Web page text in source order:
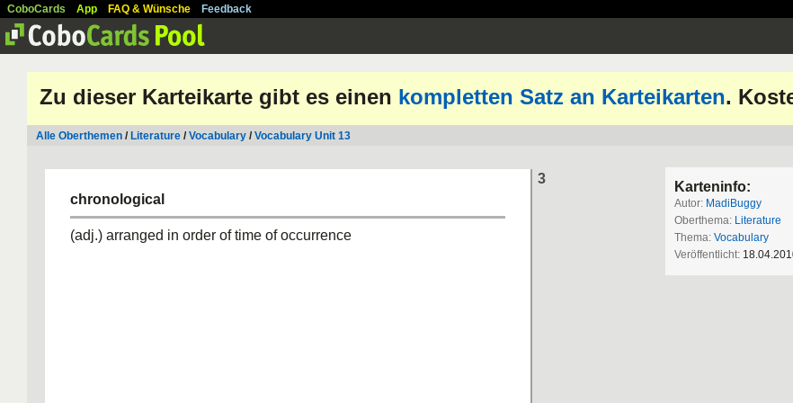
CoboCards App FAQ & Wünsche Feedback
Zu dieser Karteikarte gibt es einen kompletten Satz an Karteikarten.
Alle Oberthemen / Literature /Vocabulary /Vocabulary Unit 13
3
chronological
(adj.) arranged in order of time of occurrence
Karteninfo:
Autor: MadiBuggy
Oberthema: Literature
Thema: Vocabulary
Veröffentlicht: